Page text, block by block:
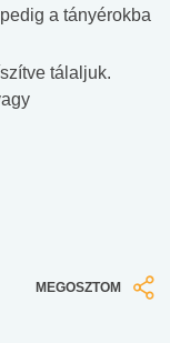
a tányérokba
tálaljuk.
MEGOSZTOM